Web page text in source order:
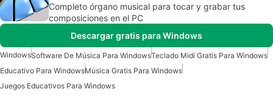
Completo órgano musical para tocar y grabar tus
composiciones en el PC
Descargar gratis para Windows
WindowsSoftware De Música Para WindowsTeclado Midi Gratis Para Windows
Educativo Para WindowsMúsica Gratis Para Windows
Juegos Educativos Para Windows